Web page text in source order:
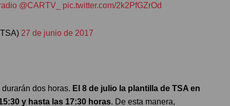
@CARTV_ pic.twitter.com/2k2PfGZrOd
27 de junio de 2017
dos horas. El 8 de julio la plantilla de TSA en
y hasta las 17:30 horas. De esta manera,